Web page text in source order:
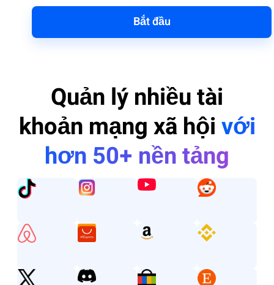
Bắt đầu
Quản lý nhiều tài
khoản mạng xã hộivới
hơn 50+ nền tảng